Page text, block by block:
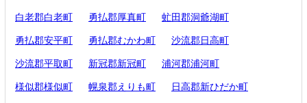
白老郡白老町 勇払郡厚真町 虻田郡洞爺湖町
勇払郡安平町 勇払郡むかわ町 沙流郡日高町
沙流郡平取町 新冠郡新冠町 浦河郡浦河町
様似郡様似町 幌泉郡えりも町 日高郡新ひだか町